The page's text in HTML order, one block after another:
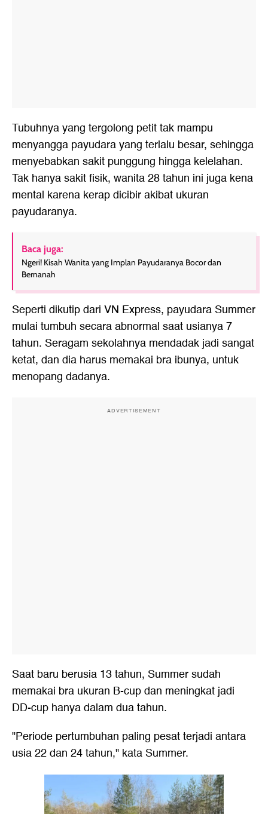
Tubuhnya yang tergolong petit tak mampu
menyangga payudara yang terlalu besar, sehingga
menyebabkan sakit punggung hingga kelelahan.
Tak hanya sakit fisik, wanita 28 tahun ini juga kena
mental karena kerap dicibir akibat ukuran
payudaranya.
Baca juga:
Ngeri! Kisah Wanita yang Implan Payudaranya Bocor dan
Bernanah
Seperti dikutip dari VN Express, payudara Summer
mulai tumbuh secara abnormal saat usianya 7
tahun. Seragam sekolahnya mendadak jadi sangat
ketat, dan dia harus memakai bra ibunya, untuk
menopang dadanya.
ADVERTISEMENT
Saat baru berusia 13 tahun, Summer sudah
memakai bra ukuran B-cup dan meningkat jadi
DD-cup hanya dalam dua tahun.
"Periode pertumbuhan paling pesat terjadi antara
usia 22 dan 24 tahun," kata Summer.